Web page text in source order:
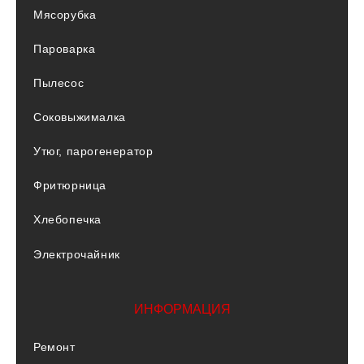
Мясорубка
Пароварка
Пылесос
Соковыжималка
Утюг, парогенератор
Фритюрница
Хлебопечка
Электрочайник
ИНФОРМАЦИЯ
Ремонт